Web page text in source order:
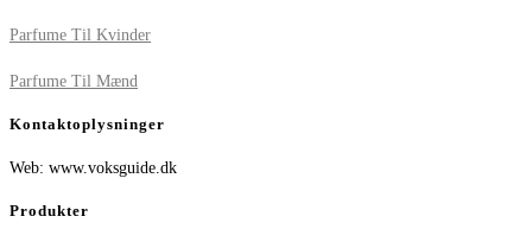
Parfume Til Kvinder
Parfume Til Mænd
Kontaktoplysninger
Web: www.voksguide.dk
Produkter